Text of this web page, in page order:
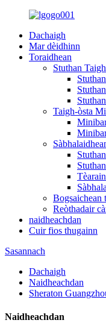
Dachaigh
Mar dèidhinn
Toraidhean
Stuthan
Taigh-òsta
Bogsaichean
Reòthadair
naidheachdan
Cuir fios thugainn
Sasannach
Dachaigh
Naidheachdan
Sheraton
Naidheachdan